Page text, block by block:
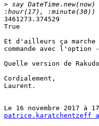
>
:
3461273.374529
True
Et d'ailleurs ça
commande avec l'option
Quelle version de
Cordialement,
Laurent.
patrice.karatchentzeff